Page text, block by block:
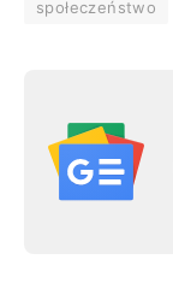
społeczeństwo